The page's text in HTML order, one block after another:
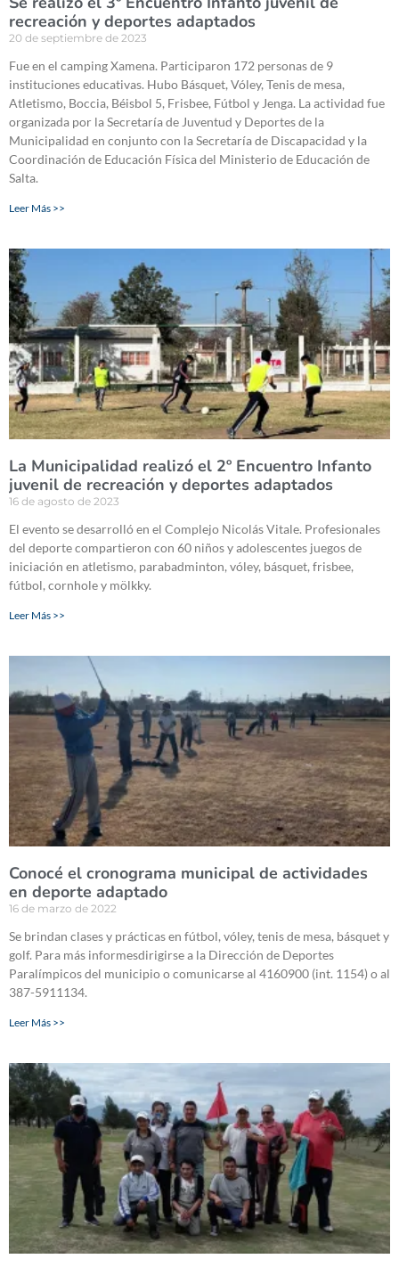
recreación y deportes adaptados
20 de septiembre de 2023
Fue en el camping Xamena. Participaron 172 personas de 9
instituciones educativas. Hubo Básquet, Vóley, Tenis de mesa,
Atletismo, Boccia, Béisbol 5, Frisbee, Fútbol y Jenga. La actividad fue
organizada por la Secretaría de Juventud y Deportes de la
Municipalidad en conjunto con la Secretaría de Discapacidad y la
Coordinación de Educación Física del Ministerio de Educación de
Salta.
Leer Más >>
La Municipalidad realizó el 2º Encuentro Infanto
juvenil de recreación y deportes adaptados
16 de agosto de 2023
El evento se desarrolló en el Complejo Nicolás Vitale. Profesionales
del deporte compartieron con 60 niños y adolescentes juegos de
iniciación en atletismo, parabadminton, vóley, básquet, frisbee,
fútbol, cornhole y mölkky.
Leer Más >>
Conocé el cronograma municipal de actividades
en deporte adaptado
16 de marzo de 2022
Se brindan clases y prácticas en fútbol, vóley, tenis de mesa, básquet y
golf. Para más informesdirigirse a la Dirección de Deportes
Paralímpicos del municipio o comunicarse al 4160900 (int. 1154) o al
387-5911134.
Leer Más >>